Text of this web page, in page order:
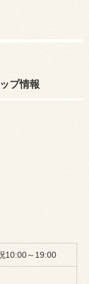
プ情報
10:00～19:00